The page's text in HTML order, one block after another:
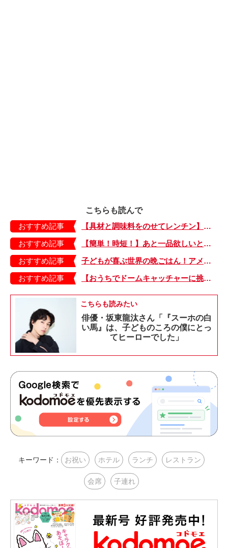
こちらも読んで
おすすめ記事
【具材と調味料をのせてレンチン】ケチャップ×バターの王道味！「うどんナポリタン」のできあがり♪
おすすめ記事
【簡単！時短！】あと一品欲しいときにおすすめの「卵とレタスの炒めもの」のレシピ
おすすめ記事
子どもが喜ぶ世界の晩ごはん！アメリカのフライドチキン＆フライドポテト
おすすめ記事
【おうちでドームキャッチャーに挑戦だ】アンパンマン わくわくドームキャッチャー
こちらも読みたい
俳優・坂東龍汰さん「『スーホの白
い馬』は、子どものころの僕にとっ
てヒーローでした」
キーワード： お祝い ホテル ランチ レストラン
会席 子連れ